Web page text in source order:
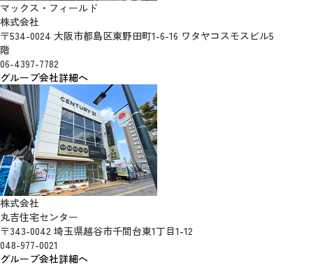
マックス・フィールド
株式会社
〒534-0024 大阪市都島区東野田町1-6-16 ワタヤコスモスビル5
階
06-4397-7782
グループ会社詳細へ
株式会社
丸吉住宅センター
〒343-0042 埼玉県越谷市千間台東1丁目1-12
048-977-0021
グループ会社詳細へ